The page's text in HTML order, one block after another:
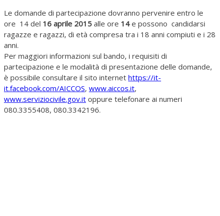
Le domande di partecipazione dovranno pervenire entro le
ore 14 del 16 aprile 2015 alle ore 14e possono candidarsi
ragazze e ragazzi, di età compresa tra i 18 anni compiuti e i 28
anni.
Per maggiori informazioni sul bando, i requisiti di
partecipazione e le modalità di presentazione delle domande,
è possibile consultare il sito internet https://it-
it.facebook.com/AICCOS, www.aiccos.it,
www.serviziocivile.gov.it oppure telefonare ai numeri
080.3355408, 080.3342196.